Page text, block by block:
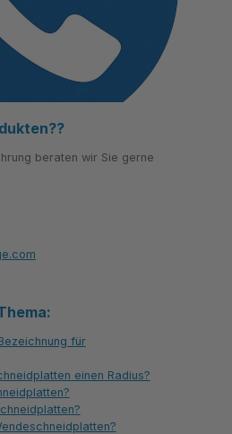
beraten wir Sie gerne
für
einen Radius?